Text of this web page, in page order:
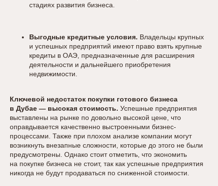
стадиях развития бизнеса.
Выгодные кредитные условия. Владельцы крупных
и успешных предприятий имеют право взять крупные
кредиты в ОАЭ, предназначенные для расширения
деятельности и дальнейшего приобретения
недвижимости.
Ключевой недостаток покупки готового бизнеса
в Дубае — высокая стоимость. Успешные предприятия
выставлены на рынке по довольно высокой цене, что
оправдывается качественно выстроенными бизнес-
процессами. Также при плохом анализе компании могут
возникнуть внезапные сложности, которые до этого не были
предусмотрены. Однако стоит отметить, что экономить
на покупке бизнеса не стоит, так как успешные предприятия
никогда не будут продаваться по сниженной стоимости.